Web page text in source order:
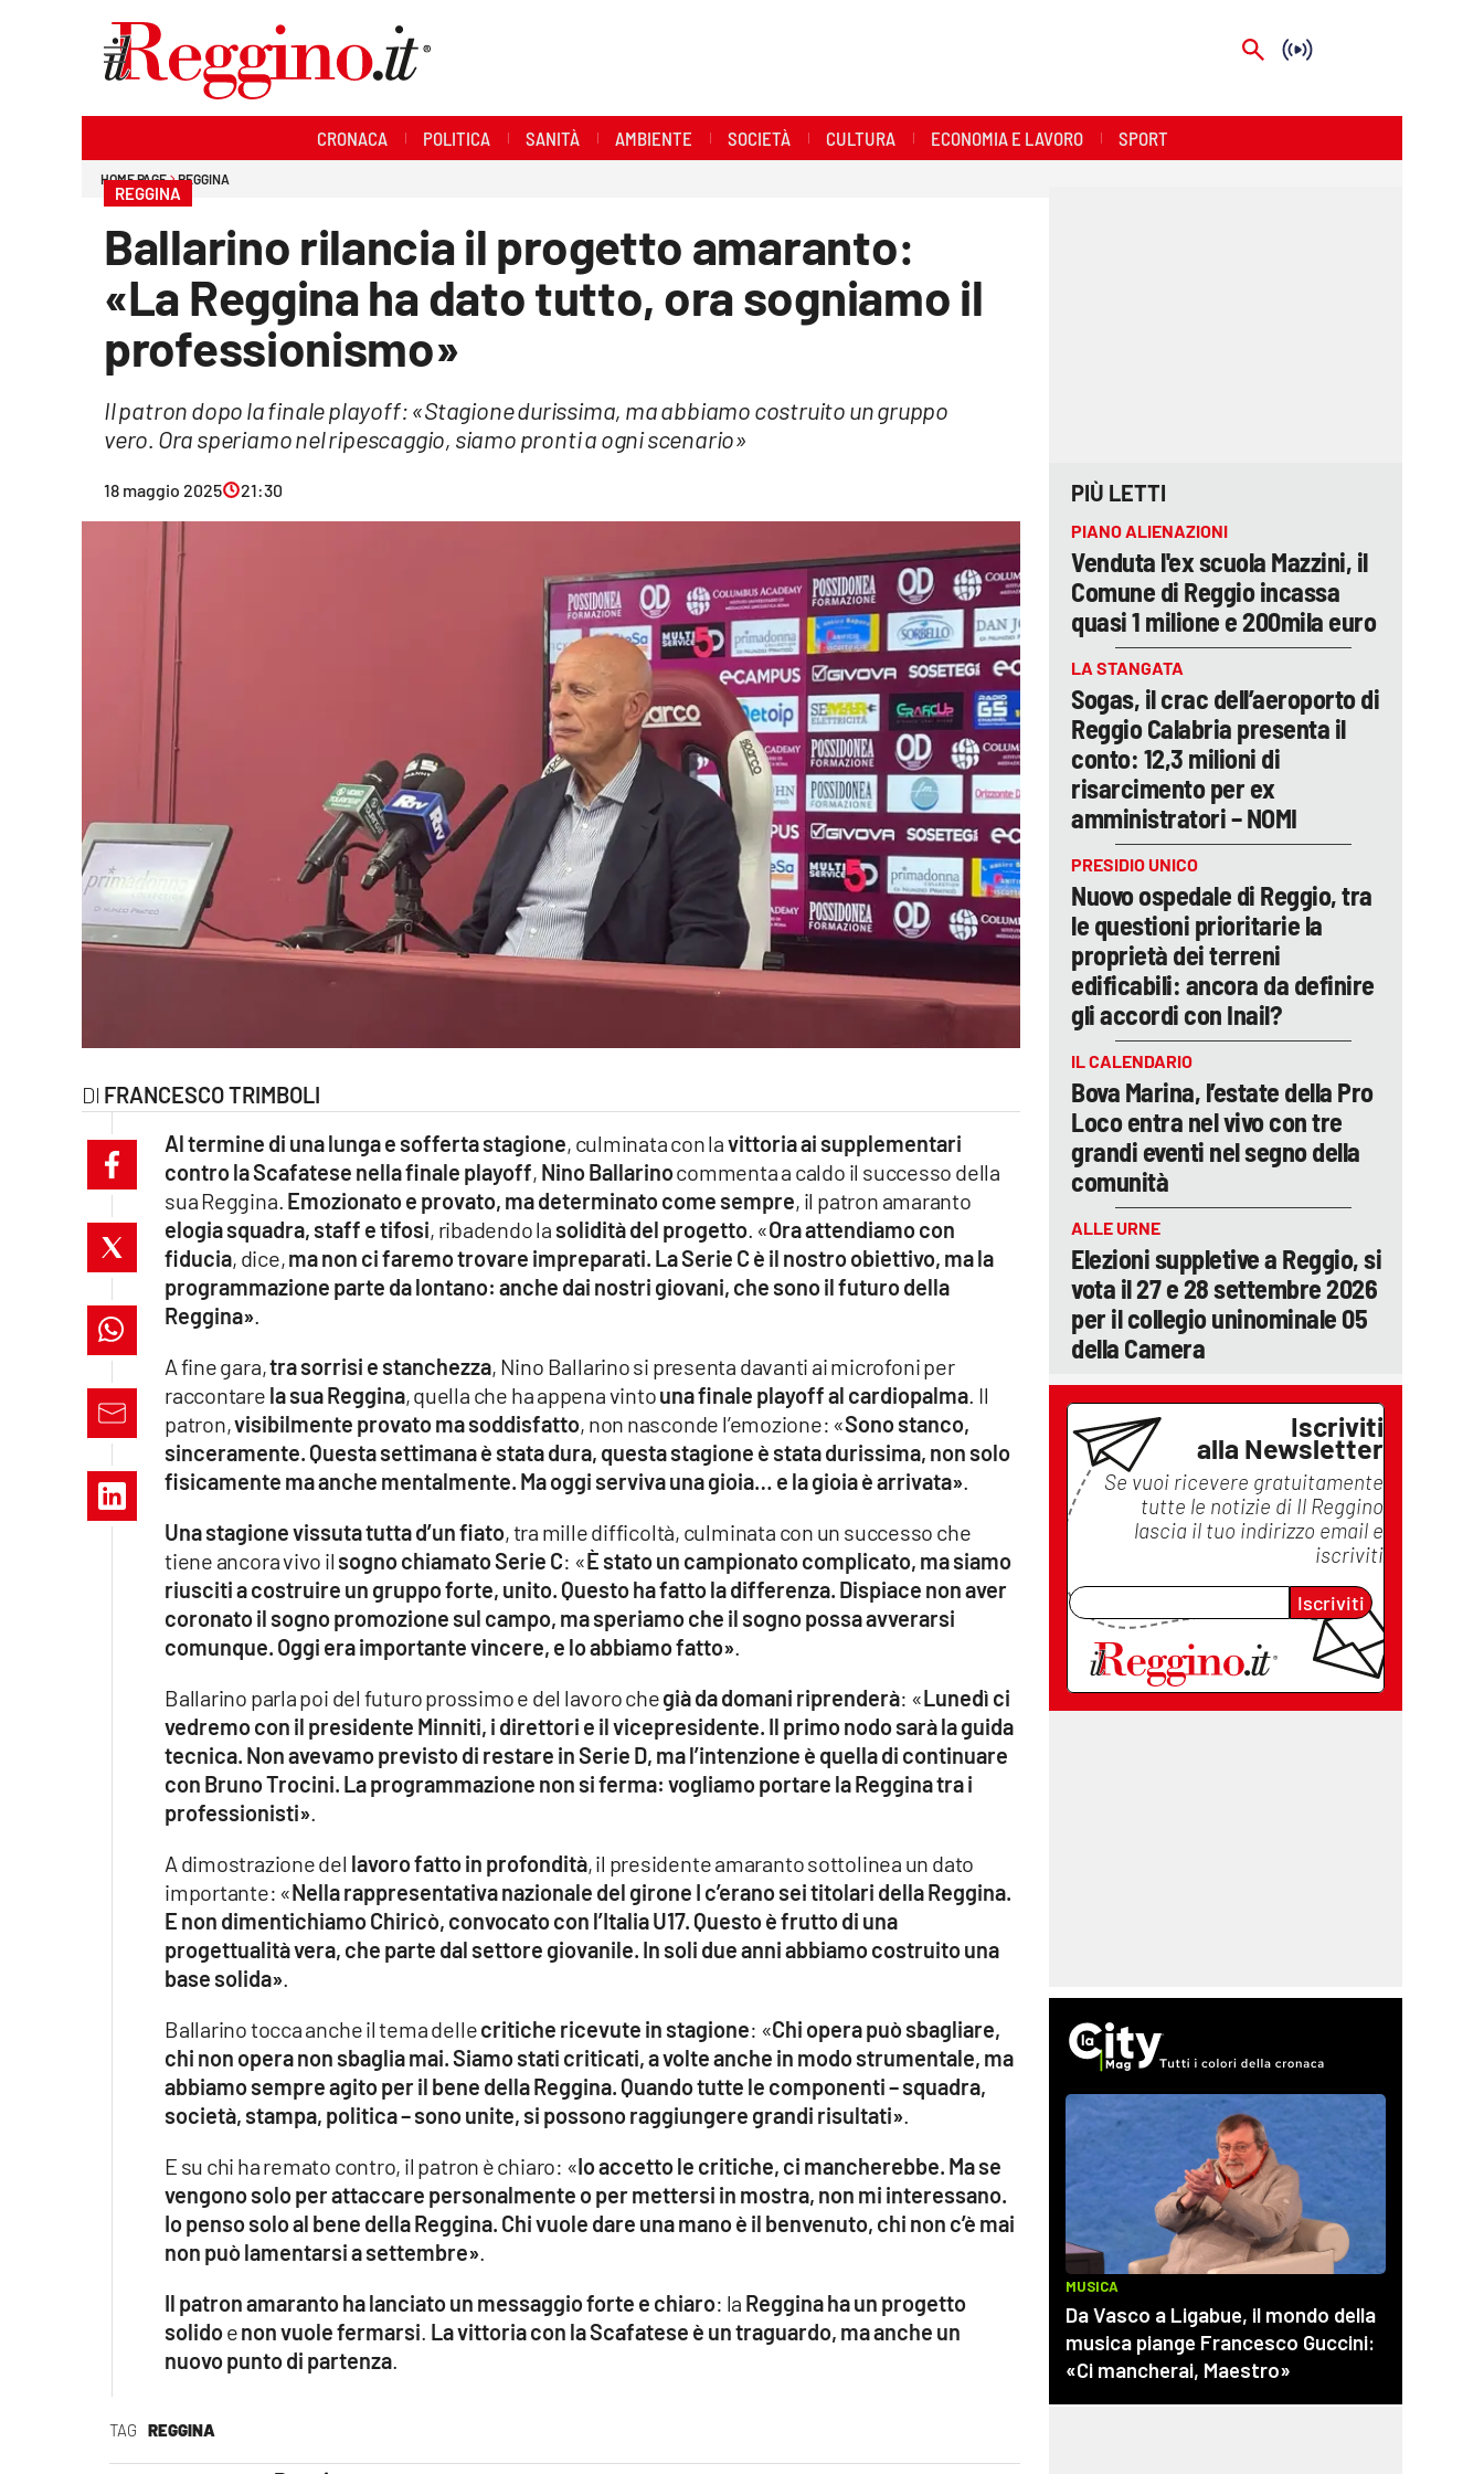
ilvibonese.it
catanzarochannel.it
lacapitalenews.it
Vai
CRONACA POLITICA SANITÀ AMBIENTE SOCIETÀ CULTURA ECONOMIA E LAVORO SPORT
HOME PAGE REGGINA
REGGINA
Ballarino rilancia il progetto amaranto:
«La Reggina ha dato tutto, ora sogniamo il
professionismo»
Il patron dopo la finale playoff: «Stagione durissima, ma abbiamo costruito un gruppo
vero. Ora speriamo nel ripescaggio, siamo pronti a ogni scenario»
18 maggio 2025 21:30
FRANCESCO TRIMBOLI
TAG REGGINA
Al termine di una lunga e sofferta stagione, culminata con lavittoria ai supplementari
contro la Scafatese nella finale playoff, Nino Ballarinocommenta a caldo il successo della
sua Reggina. Emozionato e provato, ma determinato come sempre, il patron amaranto
elogia squadra, staff e tifosi, ribadendo la solidità del progetto. «Ora attendiamo con
fiducia, dice,ma non ci faremo trovare impreparati. La Serie C è il nostro obiettivo, ma la
programmazione parte da lontano: anche dai nostri giovani, che sono il futuro della
Reggina».
A fine gara,tra sorrisi e stanchezza, Nino Ballarino si presenta davanti ai microfoni per
raccontare la sua Reggina, quella che ha appena vintouna finale playoff al cardiopalma. Il
patron,visibilmente provato ma soddisfatto, non nasconde l’emozione: «Sono stanco,
sinceramente. Questa settimana è stata dura, questa stagione è stata durissima, non solo
fisicamente ma anche mentalmente. Ma oggi serviva una gioia… e la gioia è arrivata».
Una stagione vissuta tutta d’un fiato, tra mille difficoltà, culminata con un successo che
tiene ancora vivo il sogno chiamato Serie C: «È stato un campionato complicato, ma siamo
riusciti a costruire un gruppo forte, unito. Questo ha fatto la differenza. Dispiace non aver
coronato il sogno promozione sul campo, ma speriamo che il sogno possa avverarsi
comunque. Oggi era importante vincere, e lo abbiamo fatto».
Ballarino parla poi del futuro prossimo e del lavoro chegià da domani riprenderà: «Lunedì ci
vedremo con il presidente Minniti, i direttori e il vicepresidente. Il primo nodo sarà la guida
tecnica. Non avevamo previsto di restare in Serie D, ma l’intenzione è quella di continuare
con Bruno Trocini. La programmazione non si ferma: vogliamo portare la Reggina tra i
professionisti».
A dimostrazione del lavoro fatto in profondità, il presidente amaranto sottolinea un dato
importante: «Nella rappresentativa nazionale del girone I c’erano sei titolari della Reggina.
E non dimentichiamo Chiricò, convocato con l’Italia U17. Questo è frutto di una
progettualità vera, che parte dal settore giovanile. In soli due anni abbiamo costruito una
base solida».
Ballarino tocca anche il tema dellecritiche ricevute in stagione: «Chi opera può sbagliare,
chi non opera non sbaglia mai. Siamo stati criticati, a volte anche in modo strumentale, ma
abbiamo sempre agito per il bene della Reggina. Quando tutte le componenti – squadra,
società, stampa, politica – sono unite, si possono raggiungere grandi risultati».
E su chi ha remato contro, il patron è chiaro: «Io accetto le critiche, ci mancherebbe. Ma se
vengono solo per attaccare personalmente o per mettersi in mostra, non mi interessano.
Io penso solo al bene della Reggina. Chi vuole dare una mano è il benvenuto, chi non c’è mai
non può lamentarsi a settembre».
Il patron amaranto ha lanciato un messaggio forte e chiaro: la Reggina ha un progetto
solidoenon vuole fermarsi. La vittoria con la Scafatese è un traguardo, ma anche un
nuovo punto di partenza.
PIÙ LETTI
PIANO ALIENAZIONI
Venduta l'ex scuola Mazzini, il
Comune di Reggio incassa
quasi 1 milione e 200mila euro
LA STANGATA
Sogas, il crac dell’aeroporto di
Reggio Calabria presenta il
conto: 12,3 milioni di
risarcimento per ex
amministratori – NOMI
PRESIDIO UNICO
Nuovo ospedale di Reggio, tra
le questioni prioritarie la
proprietà dei terreni
edificabili: ancora da definire
gli accordi con Inail?
IL CALENDARIO
Bova Marina, l’estate della Pro
Loco entra nel vivo con tre
grandi eventi nel segno della
comunità
ALLE URNE
Elezioni suppletive a Reggio, si
vota il 27 e 28 settembre 2026
per il collegio uninominale 05
della Camera
Iscriviti
alla Newsletter
Se vuoi ricevere gratuitamente
tutte le notizie di Il Reggino
lascia il tuo indirizzo email e
iscriviti
Iscriviti